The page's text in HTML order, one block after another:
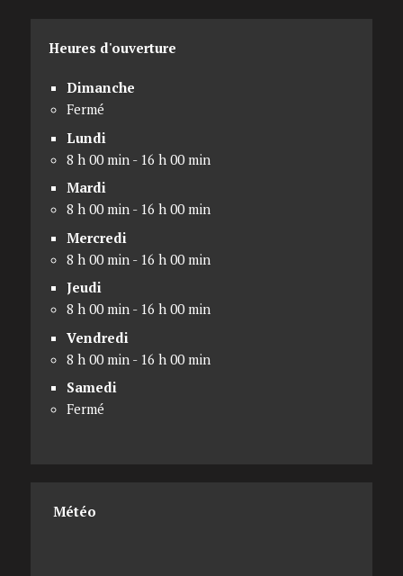
Heures d'ouverture
Dimanche
Fermé
Lundi
8 h 00 min - 16 h 00 min
Mardi
8 h 00 min - 16 h 00 min
Mercredi
8 h 00 min - 16 h 00 min
Jeudi
8 h 00 min - 16 h 00 min
Vendredi
8 h 00 min - 16 h 00 min
Samedi
Fermé
Météo